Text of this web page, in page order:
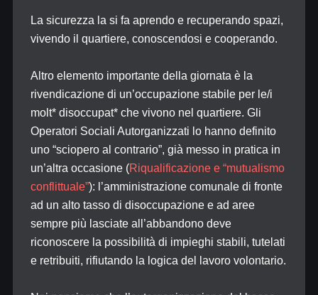
La sicurezza la si fa aprendo e recuperando spazi,
vivendo il quartiere, conoscendosi e cooperando.
Altro elemento importante della giornata è la
rivendicazione di un’occupazione stabile per le/i
molt* disoccupat* che vivono nel quartiere. Gli
Operatori Sociali Autorganizzati lo hanno definito
uno “sciopero al contrario”, già messo in pratica in
un’altra occasione (Riqualificazione e “mutualismo
conflittuale”): l’amministrazione comunale di fronte
ad un alto tasso di disoccupazione e ad aree
sempre più lasciate all’abbandono deve
riconoscere la possibilità di impieghi stabili, tutelati
e retribuiti, rifiutando la logica del lavoro volontario.